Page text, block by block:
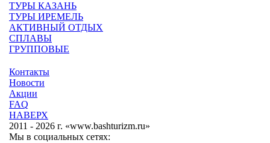
Контакты
Новости
Акции
FAQ
НАВЕРХ
2011 - 2026 г. «www.bashturizm.ru»
ТУРЫ КАЗАНЬ
ТУРЫ ИРЕМЕЛЬ
АКТИВНЫЙ ОТДЫХ
СПЛАВЫ
ГРУППОВЫЕ
Мы в социальных сетях: